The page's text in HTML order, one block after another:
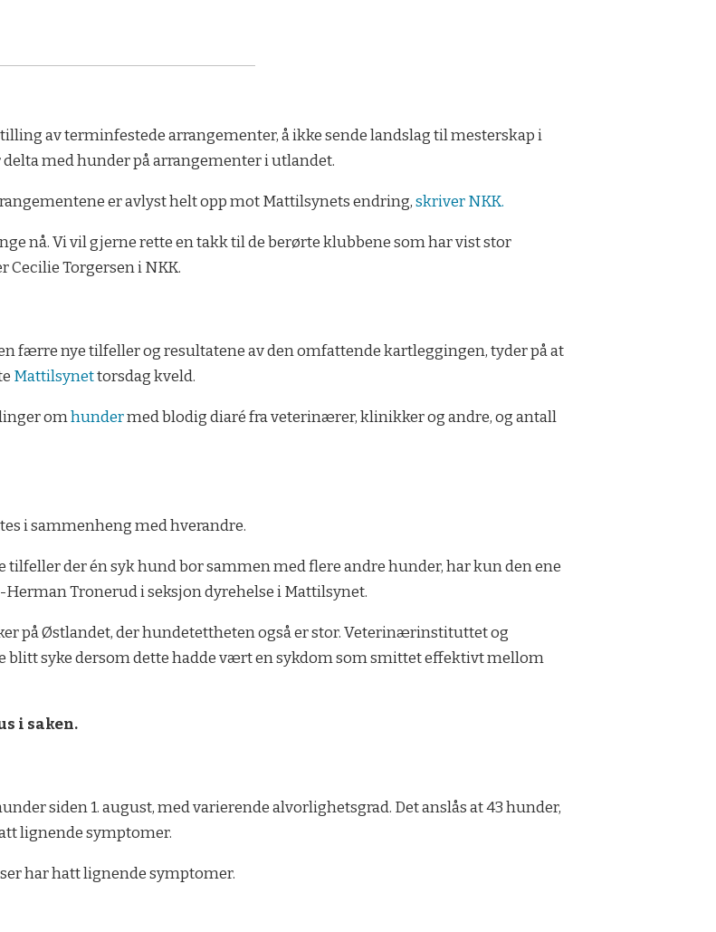
av terminfestede arrangementer, å ikke sende landslag til mesterskap i
med hunder på arrangementer i utlandet.
er avlyst helt opp mot Mattilsynets endring,skriver NKK.
nå. Vi vil gjerne rette en takk til de berørte klubbene som har vist stor
Cecilie Torgersen i NKK.
færre nye tilfeller og resultatene av den omfattende kartleggingen, tyder på at
Mattilsynettorsdag kveld.
omhundermed blodig diaré fra veterinærer, klinikker og andre, og antall
i sammenheng med hverandre.
der én syk hund bor sammen med flere andre hunder, har kun den ene
Tronerud i seksjon dyrehelse i Mattilsynet.
på Østlandet, der hundetettheten også er stor. Veterinærinstituttet og
blitt syke dersom dette hadde vært en sykdom som smittet effektivt mellom
i saken.
siden 1. august, med varierende alvorlighetsgrad. Det anslås at 43 hunder,
lignende symptomer.
har hatt lignende symptomer.